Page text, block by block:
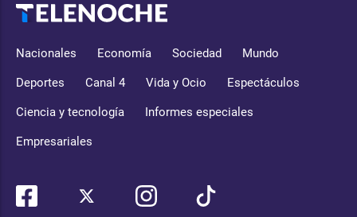
Nacionales Economía Sociedad Mundo
Deportes Canal 4 Vida y Ocio Espectáculos
Ciencia y tecnología Informes especiales
Empresariales